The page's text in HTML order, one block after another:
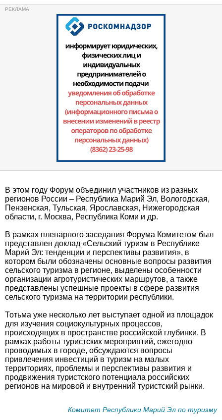
В этом году Форум объединил участников из разных
регионов России – Республика Марий Эл, Вологодская,
Пензенская, Тульская, Ярославская, Нижегородская
области, г. Москва, Республика Коми и др.
В рамках пленарного заседания Форума Комитетом был
представлен доклад «Сельский туризм в Республике
Марий Эл: тенденции и перспективы развития», в
котором были обозначены основные вопросы развития
сельского туризма в регионе, выделены особенности
организации агротуристических маршрутов, а также
представлены успешные проекты в сфере развития
сельского туризма на территории республики.
Тотьма уже несколько лет выступает одной из площадок
для изучения социокультурных процессов,
происходящих в пространстве российской глубинки. В
рамках работы туристских мероприятий, ежегодно
проводимых в городе, обсуждаются вопросы
привлечения инвестиций в туризм на малых
территориях, проблемы и перспективы развития и
продвижения туристского потенциала российских
регионов на мировой и внутренний туристский рынки.
Комитет Республики Марий Эл по туризму